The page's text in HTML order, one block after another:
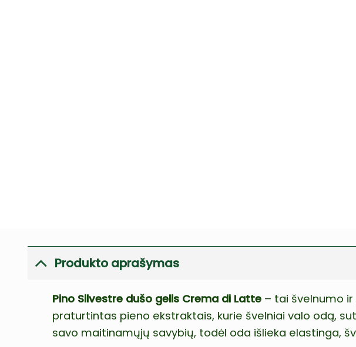
Produkto aprašymas
Pino Silvestre dušo gelis Crema di Latte– tai švelnumo ir
praturtintas pieno ekstraktais, kurie švelniai valo odą,
savo maitinamųjų savybių, todėl oda išlieka elastinga,